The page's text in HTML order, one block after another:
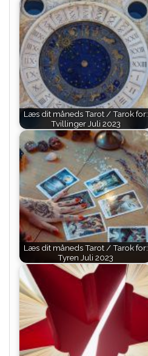
Læs dit måneds Tarot / Tarok for:
Tvillinger Juli 2023
Læs dit måneds Tarot / Tarok for:
Tyren Juli 2023